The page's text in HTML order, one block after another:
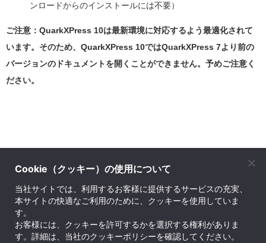
ンロードからのインストールには不要）
ご注意：QuarkXPress 10は最新環境に対応するよう最適化されて
います。そのため、QuarkXPress 10ではQuarkXPress 7より前の
バージョンのドキュメントを開くことができません。予めご注意く
ださい。
株式会社ソフトウェア・トゥー
© SOFTWARE Too Corporation. All rights reserved.
お問い合せ先｜プライバシーポリシー｜会社案内｜English Company Info ｜ サイトマ
ップ
Cookie（クッキー）の使用について
当社サイトでは、利用するお客様に提供するサービスの充実、
本サイトの快適なご利用のために、クッキーを使用していま
す。
お客様には、クッキーを許可するかを選択する権利がありま
す。詳細は、当社のクッキーポリシーを確認してください。